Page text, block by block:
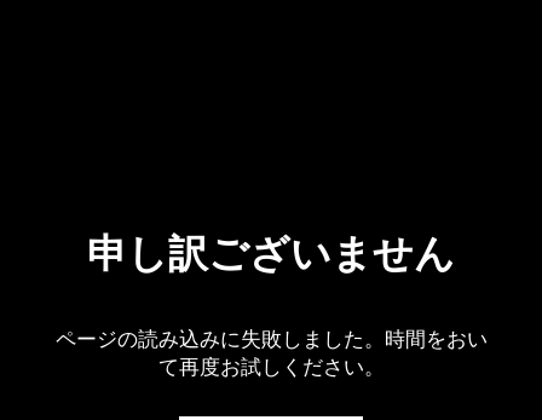
申し訳ございません
ページの読み込みに失敗しました。時間をおい
て再度お試しください。